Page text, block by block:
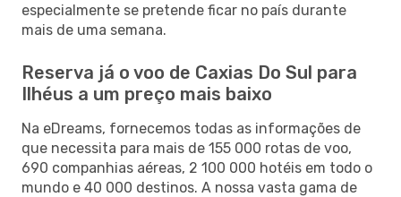
especialmente se pretende ficar no país durante
mais de uma semana.
Reserva já o voo de Caxias Do Sul para
Ilhéus a um preço mais baixo
Na eDreams, fornecemos todas as informações de
que necessita para mais de 155 000 rotas de voo,
690 companhias aéreas, 2 100 000 hotéis em todo o
mundo e 40 000 destinos. A nossa vasta gama de